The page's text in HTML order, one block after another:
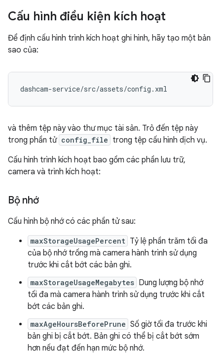
Cấu hình điều kiện kích hoạt
Để định cấu hình trình kích hoạt ghi hình, hãy tạo một bản
sao của:
dashcam-service/src/assets/config.xml
và thêm tệp này vào thư mục tài sản. Trỏ đến tệp này
trong phần tử config_file trong tệp cấu hình dịch vụ.
Cấu hình trình kích hoạt bao gồm các phần lưu trữ,
camera và trình kích hoạt:
Bộ nhớ
Cấu hình bộ nhớ có các phần tử sau:
maxStorageUsagePercent Tỷ lệ phần trăm tối đa
của bộ nhớ trống mà camera hành trình sử dụng
trước khi cắt bớt các bản ghi.
maxStorageUsageMegabytes Dung lượng bộ nhớ
tối đa mà camera hành trình sử dụng trước khi cắt
bớt các bản ghi.
maxAgeHoursBeforePrune Số giờ tối đa trước khi
bản ghi bị cắt bớt. Bản ghi có thể bị cắt bớt sớm
hơn nếu đạt đến hạn mức bộ nhớ.